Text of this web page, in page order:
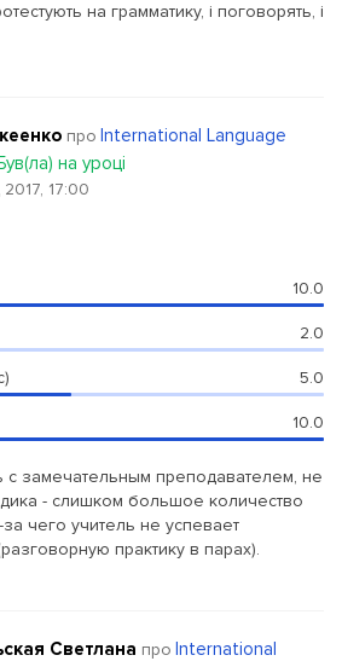
на грамматику, і поговорять, і
про International Language
на уроці
17:00
10.0
2.0
5.0
10.0
замечательным преподавателем, не
- слишком большое количество
чего учитель не успевает
практику в парах).
Светлана про International